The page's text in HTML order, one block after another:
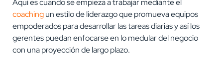
Aquí es cuando se empieza a trabajar mediante el
coachingun estilo de liderazgo que promueva equipos
empoderados para desarrollar las tareas diarias y así los
gerentes puedan enfocarse en lo medular del negocio
con una proyección de largo plazo.